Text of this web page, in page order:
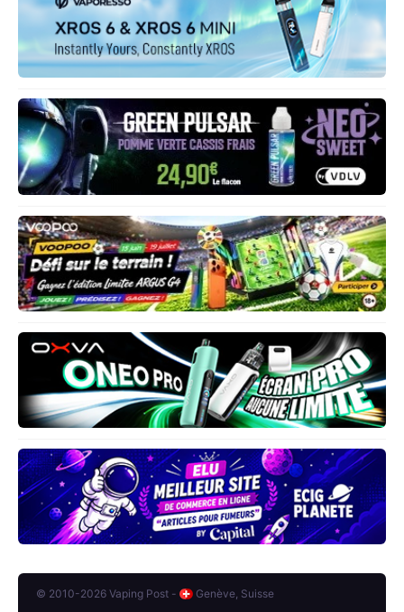
© 2010-2026 Vaping Post - Genève, Suisse